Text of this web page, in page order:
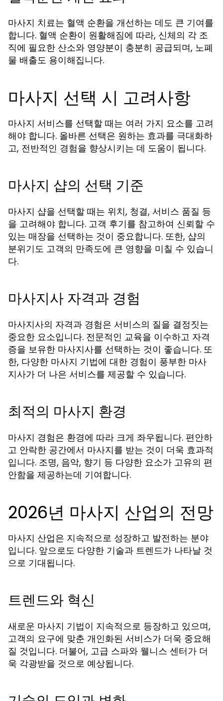
마사지 치료는 혈액 순환을 개선하는 데도 큰 기여를
합니다. 혈액 순환이 원활해짐에 따라, 신체의 각 조
직에 필요한 산소와 영양분이 충분히 공급되며, 노폐
물 배출도 용이해집니다.
마사지 선택 시 고려사항
마사지 서비스를 선택할 때는 여러 가지 요소를 고려
해야 합니다. 올바른 선택은 원하는 효과를 극대화하
고, 전반적인 경험을 향상시키는 데 도움이 됩니다.
마사지 샵의 선택 기준
마사지 샵을 선택할 때는 위치, 청결, 서비스 품질 등
을 고려해야 합니다. 고객 후기를 참고하여 신뢰할 수
있는 매장을 선택하는 것이 중요합니다. 또한, 샵의
분위기도 고객의 만족도에 큰 영향을 미칠 수 있습니
다.
마사지사 자격과 경험
마사지사의 자격과 경험은 서비스의 질을 결정짓는
중요한 요소입니다. 전문적인 교육을 이수하고 자격
증을 보유한 마사지사를 선택하는 것이 좋습니다. 또
한, 다양한 마사지 기법에 대한 경험이 풍부한 마사
지사가 더 나은 서비스를 제공할 수 있습니다.
최적의 마사지 환경
마사지 경험은 환경에 따라 크게 좌우됩니다. 편안하
고 안락한 공간에서 마사지를 받는 것이 더욱 효과적
입니다. 조명, 음악, 향기 등 다양한 요소가 고유의 편
안함을 제공하는데 기여합니다.
2026년 마사지 산업의 전망
마사지 산업은 지속적으로 성장하고 발전하는 분야
입니다. 앞으로도 다양한 기술과 트렌드가 나타날 것
으로 기대됩니다.
트렌드와 혁신
새로운 마사지 기법이 지속적으로 등장하고 있으며,
고객의 요구에 맞춘 개인화된 서비스가 더욱 중요해
질 것입니다. 더불어, 고급 스파와 웰니스 센터가 더
욱 각광받을 것으로 예상됩니다.